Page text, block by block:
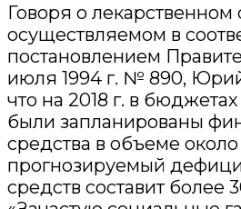
Говоря о
осуществляемом в
постановлением
июля 1994 г. № 890,
что на 2018 г. в
были запланированы
средства в объеме
прогнозируемый
средств составит более